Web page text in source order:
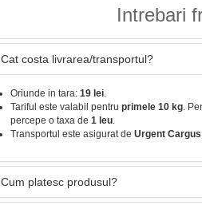
Intrebari
Cat costa livrarea/transportul?
Oriunde in tara: 19 lei.
Tariful este valabil pentru primele 10 kg.
percepe o taxa de 1 leu.
Transportul este asigurat de Urgent Cargus
Cum platesc produsul?